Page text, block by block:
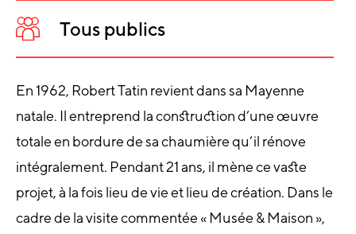
Public
:
Tous publics
En 1962, Robert Tatin revient dans sa Mayenne
natale. Il entreprend la construction d’une œuvre
totale en bordure de sa chaumière qu’il rénove
intégralement. Pendant 21 ans, il mène ce vaste
projet, à la fois lieu de vie et lieu de création. Dans le
cadre de la visite commentée « Musée & Maison »,